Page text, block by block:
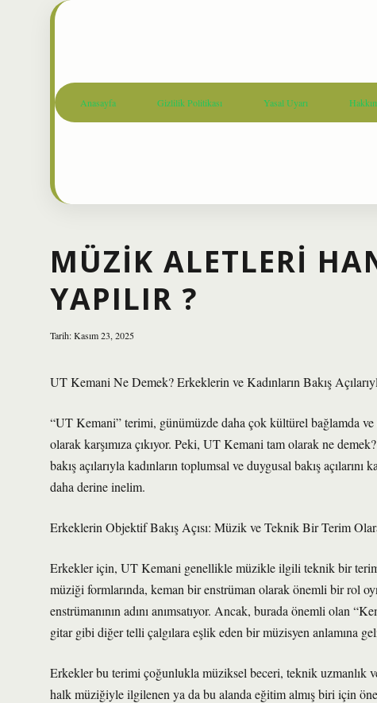
Anasayfa Gizlilik Politikası Yasal Uyarı
MÜZIK ALETLERI
YAPILIR ?
Tarih: Kasım 23, 2025
UT Kemani Ne Demek? Erkeklerin ve Kadınların Bakış
“UT Kemani” terimi, günümüzde daha çok kültürel bağlamda
olarak karşımıza çıkıyor. Peki, UT Kemani tam olarak ne
bakış açılarıyla kadınların toplumsal ve duygusal bakış
daha derine inelim.
Erkeklerin Objektif Bakış Açısı: Müzik ve Teknik Bir Terim
Erkekler için, UT Kemani genellikle müzikle ilgili teknik bir
müziği formlarında, keman bir enstrüman olarak önemli bir rol
enstrümanının adını anımsatıyor. Ancak, burada önemli olan
gitar gibi diğer telli çalgılara eşlik eden bir müzisyen anlamına
Erkekler bu terimi çoğunlukla müziksel beceri, teknik uzmanlık
halk müziğiyle ilgilenen ya da bu alanda eğitim almış biri için